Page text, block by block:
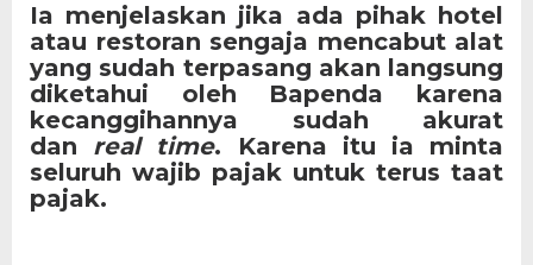
Ia menjelaskan jika ada pihak hotel
atau restoran sengaja mencabut alat
yang sudah terpasang akan langsung
diketahui oleh Bapenda karena
kecanggihannya sudah akurat
dan real time. Karena itu ia minta
seluruh wajib pajak untuk terus taat
pajak.